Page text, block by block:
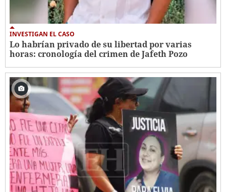
INVESTIGAN EL CASO
Lo habrían privado de su libertad por varias
horas: cronología del crimen de Jafeth Pozo